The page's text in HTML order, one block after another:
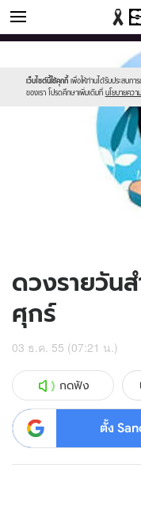
ดูดวง
เว็บไซต์นี้ใช้คุกกี้ เพื่อให้ท่านได้รับประสบก
ของเรา โปรดศึกษาเพิ่มเติมที่ นโยบายควา
//s.isanook.com/sr/0/
sanook.png
//s.isanook.com/ho/0/ud/7/
ดวงรายวัน
ศุกร์
03 ธ.ค. 55 (07:21 น.)
กดฟัง
ตั้ง